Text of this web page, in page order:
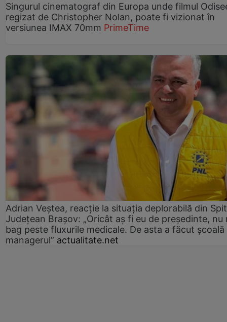
Singurul cinematograf din Europa unde filmul
regizat de Christopher Nolan, poate fi vizionat în
versiunea IMAX 70mm PrimeTime
Adrian Veștea, reacție la situația deplorabilă din
Județean Brașov: „Oricât aș fi eu de președinte, nu
bag peste fluxurile medicale. De asta a făcut școală
managerul” actualitate.net